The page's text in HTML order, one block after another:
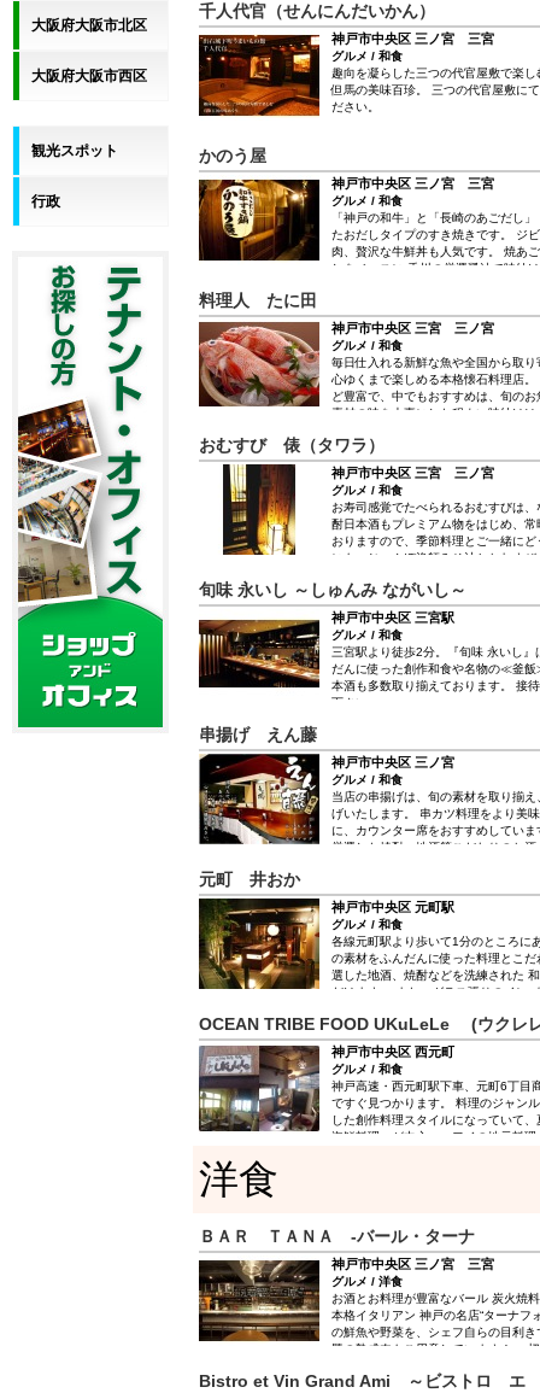
大阪府大阪市北区
大阪府大阪市西区
観光スポット
行政
千人代官（せんにんだいかん）
神戸市中央区 三ノ宮 三宮
グルメ / 和食
趣向を凝らした三つの代官屋敷で楽
但馬の美味百珍。 三つの代官屋敷に
ださい。
かのう屋
神戸市中央区 三ノ宮 三宮
グルメ / 和食
「神戸の和牛」と「長崎のあごだし
たおだしタイプのすき焼きです。 ジ
肉、贅沢な牛鮮丼も人気です。 焼あ
しをベースに 香川の厳選醤油で味付
理や鹿肉などの焼肉も好評。 カウン
可）。御宴会座敷２～１４名様まで
煙」。カウンターは「喫煙可」。 １
の喫煙コーナーにてお願い致します。
料理人 たに田
神戸市中央区 三宮 三ノ宮
グルメ / 和食
毎日仕入れる新鮮な魚や全国から取
心ゆくまで楽しめる本格懐石料理店
ど豊富で、中でもおすすめは、旬の
素材の味を大事にした程よい味付け
何度来ても飽きない魅力があります
いた店内は、接待にも最適です。
おむすび 俵（タワラ）
神戸市中央区 三宮 三ノ宮
グルメ / 和食
お寿司感覚でたべられるおむすびは
酎日本酒もプレミアム物をはじめ、
おりますので、季節料理とご一緒に
にも、じゃんぼ漁師みそ汁とおむす
ます。
旬味 永いし ～しゅんみ ながいし～
神戸市中央区 三宮駅
グルメ / 和食
三宮駅より徒歩2分。『旬味 永いし
だんに使った創作和食や名物の≪釜
本酒も多数取り揃えております。 接
下さい。
串揚げ えん藤
神戸市中央区 三ノ宮
グルメ / 和食
当店の串揚げは、旬の素材を取り揃
げいたします。 串カツ料理をより美
に、カウンター席をおすすめしてい
厳選した焼酎、地酒等こだわりのお
元町 井おか
神戸市中央区 元町駅
グルメ / 和食
各線元町駅より歩いて1分のところに
の素材をふんだんに使った料理とこ
選した地酒、焼酎などを洗練された
だけます。 また、ガラス張りのイン
は、大切な人との大切な時間を演出し
OCEAN TRIBE FOOD UKuLeLe (ウクレ
神戸市中央区 西元町
グルメ / 和食
神戸高速・西元町駅下車、元町6丁目
ですぐ見つかります。 料理のジャン
した創作料理スタイルになっていて
海鮮料理」が中心。ハワイの地元料
もお薦めです。
洋食
ＢＡＲ ＴＡＮＡ -バール・ターナ
神戸市中央区 三ノ宮 三宮
グルメ / 洋食
お酒とお料理が豊富なバール 炭火焼
本格イタリアン 神戸の名店“ターナフ
の鮮魚や野菜を、シェフ自らの目利
題の熟成肉もご用意しています！ 一
に合うワインが豊富でグラスワイン
Bistro et Vin Grand Ami ～ビストロ エ